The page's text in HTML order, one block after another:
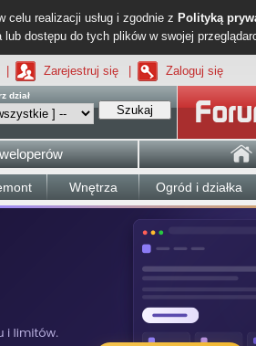
realizacji usług i zgodnie z Polityką
dostępu do tych plików w swojej
Zarejestruj się Zaloguj się
dział
Szukaj
Wnętrza Ogród i działka